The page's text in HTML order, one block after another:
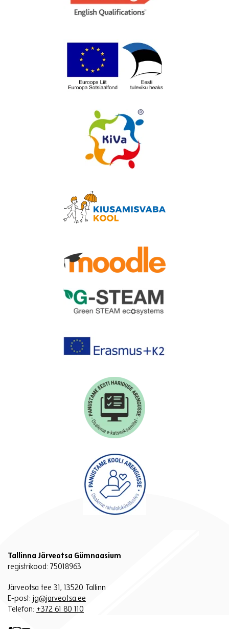
Tallinna Järveotsa Gümnaasium
registrikood: 75018963
Järveotsa tee 31, 13520 Tallinn
E-post: jg@jarveotsa.ee
Telefon: +372 61 80 110